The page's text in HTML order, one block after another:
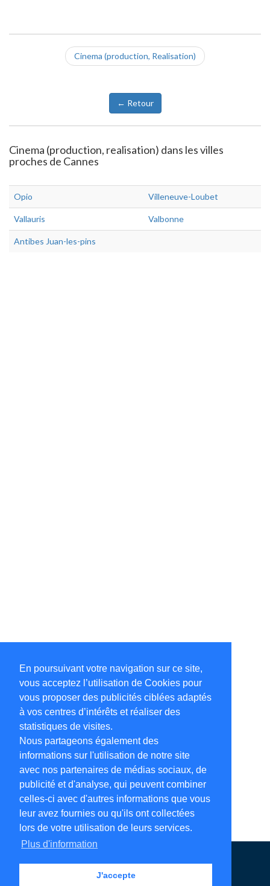
En poursuivant votre navigation sur ce site,
vous acceptez l’utilisation de Cookies pour
vous proposer des publicités ciblées adaptés
à vos centres d’intérêts et réaliser des
statistiques de visites.
Nous partageons également des
informations sur l'utilisation de notre site
avec nos partenaires de médias sociaux, de
publicité et d'analyse, qui peuvent combiner
celles-ci avec d'autres informations que vous
leur avez fournies ou qu'ils ont collectées
lors de votre utilisation de leurs services.
Plus d'information
J'accepte
Cinema (production, Realisation)
← Retour
Cinema (production, realisation) dans les villes
proches de Cannes
Opio Villeneuve-Loubet
Vallauris Valbonne
Antibes Juan-les-pins
Annuaire en ligne Légales Contact